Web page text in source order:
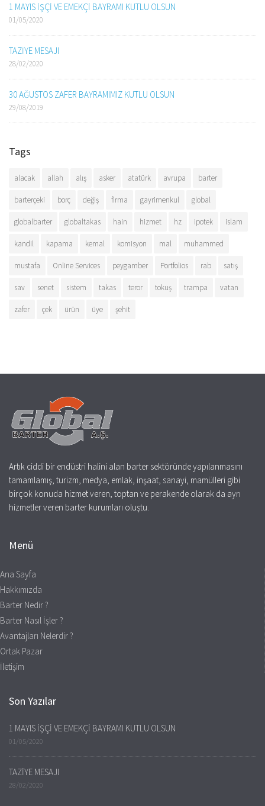
1 MAYIS İŞÇİ VE EMEKÇİ BAYRAMI KUTLU OLSUN
01/05/2020
TAZİYE MESAJI
28/02/2020
30 AĞUSTOS ZAFER BAYRAMIMIZ KUTLU OLSUN
29/08/2019
Tags
alacak allah alış asker atatürk avrupa barter
barterçeki borç değiş firma gayrimenkul global
globalbarter globaltakas hain hizmet hz ipotek islam
kandil kapama kemal komisyon mal muhammed
mustafa Online Services peygamber Portfolios rab satış
sav senet sistem takas teror tokuş trampa vatan
zafer çek ürün üye şehit
Artık ciddi bir endüstri halini alan barter sektöründe yapılanmasını
tamamlamış, turizm, medya, emlak, inşaat, sanayi, mamülleri gibi
birçok konuda hizmet veren, toptan ve perakende olarak da ayrı
hizmetler veren barter kurumları oluştu.
Menü
Ana Sayfa
Hakkımızda
Barter Nedir ?
Barter Nasıl İşler ?
Avantajları Nelerdir ?
Ortak Pazar
İletişim
Son Yazılar
1 MAYIS İŞÇİ VE EMEKÇİ BAYRAMI KUTLU OLSUN
01/05/2020
TAZİYE MESAJI
28/02/2020